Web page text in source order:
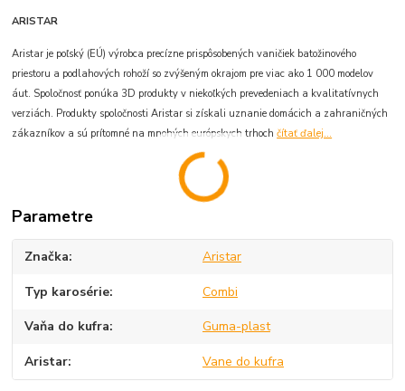
ARISTAR
Aristar je poľský (EÚ) výrobca precízne prispôsobených vaničiek batožinového
priestoru a podlahových rohoží so zvýšeným okrajom pre viac ako 1 000 modelov
áut. Spoločnosť ponúka 3D produkty v niekoľkých prevedeniach a kvalitatívnych
verziách. Produkty spoločnosti Aristar si získali uznanie domácich a zahraničných
zákazníkov a sú prítomné na mnohých európskych trhochčítať ďalej...
Parametre
Značka Aristar
Typ karosérie Combi
Vaňa do kufra Guma-plast
Aristar Vane do kufra